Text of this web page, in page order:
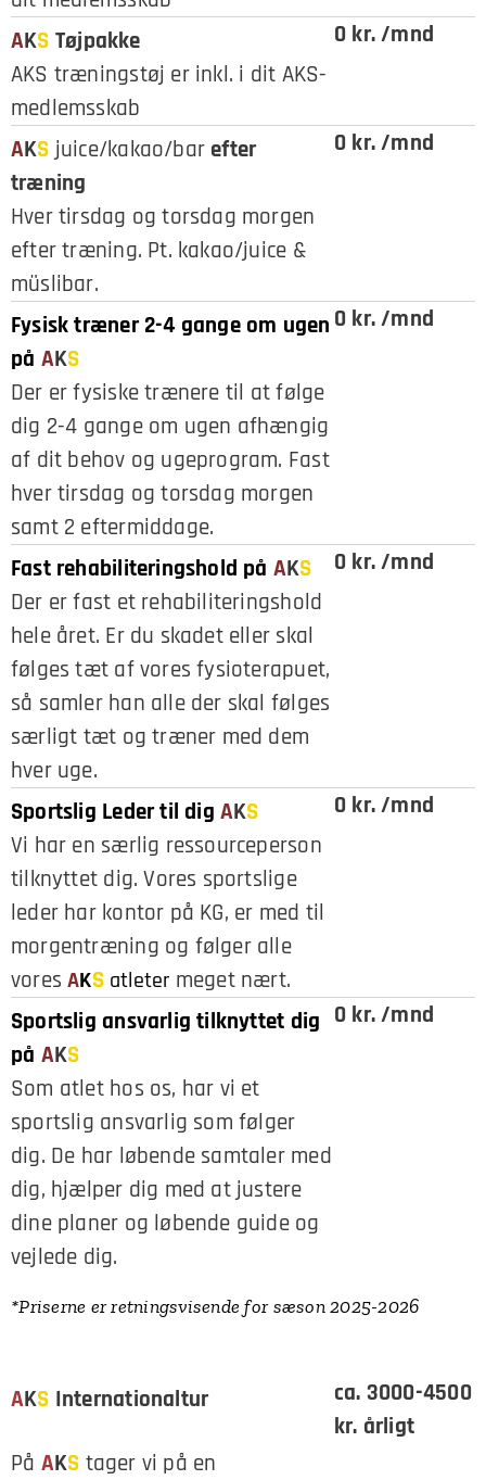
AKS Tøjpakke
AKS træningstøj er inkl. i dit AKS-
medlemsskab
0 kr. /mnd
AKS juice/kakao/bar efter
træning
Hver tirsdag og torsdag morgen
efter træning. Pt. kakao/juice &
müslibar.
0 kr. /mnd
Fysisk træner 2-4 gange om ugen
på AKS
Der er fysiske trænere til at følge
dig 2-4 gange om ugen afhængig
af dit behov og ugeprogram. Fast
hver tirsdag og torsdag morgen
samt 2 eftermiddage.
0 kr. /mnd
Fast rehabiliteringshold på AKS
Der er fast et rehabiliteringshold
hele året. Er du skadet eller skal
følges tæt af vores fysioterapuet,
så samler han alle der skal følges
særligt tæt og træner med dem
hver uge.
0 kr. /mnd
Sportslig Leder til dig AKS
Vi har en særlig ressourceperson
tilknyttet dig. Vores sportslige
leder har kontor på KG, er med til
morgentræning og følger alle
voresAKSatleter meget nært.
0 kr. /mnd
Sportslig ansvarlig tilknyttet dig
på AKS
Som atlet hos os, har vi et
sportslig ansvarlig som følger
dig. De har løbende samtaler med
dig, hjælper dig med at justere
dine planer og løbende guide og
vejlede dig.
0 kr. /mnd
*Priserne er retningsvisende for sæson 2025-2026
AKS Internationaltur
På AKS tager vi på en
ca. 3000-4500
kr. årligt